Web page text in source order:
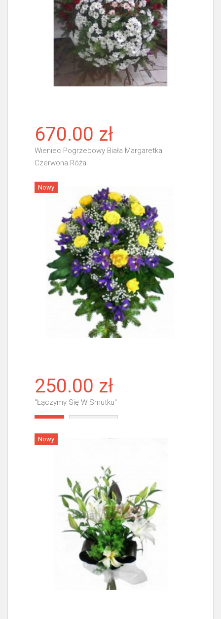
670.00 zł
Wieniec Pogrzebowy Biała Margaretka I
Czerwona Róża
Więcej
Nowy
250.00 zł
"Łączymy Się W Smutku"
Nowy